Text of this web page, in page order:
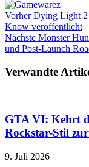
VorherDying Light 2
Know veröffentlicht
Nächste Monster
und Post-Launch
Verwandte
GTA VI: Kehrt
Rockstar-Stil
9. Juli 2026